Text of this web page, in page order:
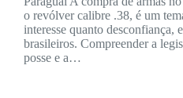
o revólver calibre .38, é um
interesse quanto desconfiança,
brasileiros. Compreender a
posse e a…